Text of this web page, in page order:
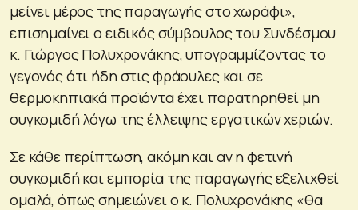
μείνει μέρος της παραγωγής στο χωράφι»,
επισημαίνει ο ειδικός σύμβουλος του Συνδέσμου
κ. Γιώργος Πολυχρονάκης, υπογραμμίζοντας το
γεγονός ότι ήδη στις φράουλες και σε
θερμοκηπιακά προϊόντα έχει παρατηρηθεί μη
συγκομιδή λόγω της έλλειψης εργατικών χεριών.
Σε κάθε περίπτωση, ακόμη και αν η φετινή
συγκομιδή και εμπορία της παραγωγής εξελιχθεί
ομαλά, όπως σημειώνει ο κ. Πολυχρονάκης «θα